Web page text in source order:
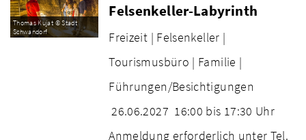
Thomas Kujat © Stadt
Schwandorf
Felsenkeller-Labyrinth
Freizeit | Felsenkeller |
Tourismusbüro | Familie |
Führungen/Besichtigungen
26.06.2027 16:00 bis 17:30 Uhr
Anmeldung erforderlich unter Tel.